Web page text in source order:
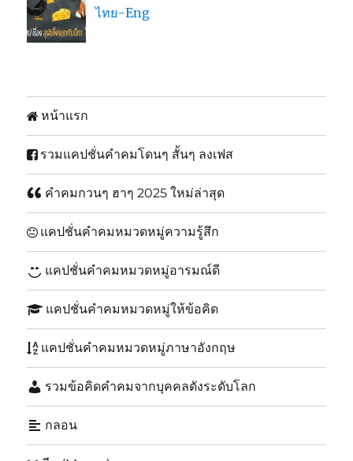
ไทย-Eng
หน้าแรก
รวมแคปชั่นคำคมโดนๆ สั้นๆ ลงเฟส
คำคมกวนๆ ฮาๆ 2025 ใหม่ล่าสุด
แคปชั่นคำคมหมวดหมู่ความรู้สึก
แคปชั่นคำคมหมวดหมู่อารมณ์ดี
แคปชั่นคำคมหมวดหมู่ให้ข้อคิด
แคปชั่นคำคมหมวดหมู่ภาษาอังกฤษ
รวมข้อคิดคำคมจากบุคคลดังระดับโลก
กลอน